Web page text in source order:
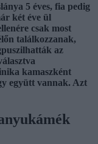
5 éves, fia pedig
két éve ül
csak most
találkozzanak,
az
kamaszként
együtt vannak. Azt